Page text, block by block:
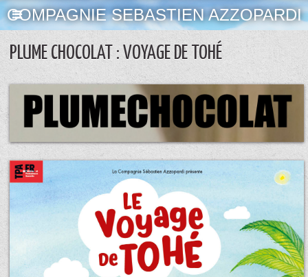
COMPAGNIE SEBASTIEN AZZOPARDI
PLUME CHOCOLAT : VOYAGE DE TOHÉ